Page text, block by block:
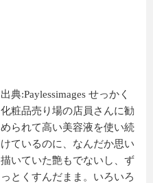
出典:Paylessimages せっかく
化粧品売り場の店員さんに勧
められて高い美容液を使い続
けているのに、なんだか思い
描いていた艶もでないし、ず
っとくすんだまま。いろいろ